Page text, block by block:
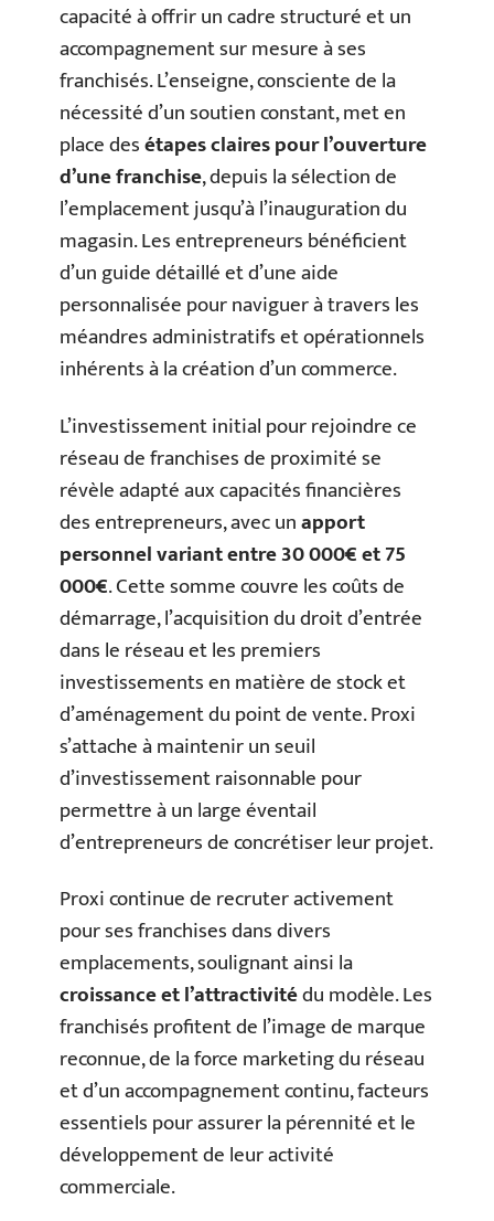
capacité à offrir un cadre structuré et un
accompagnement sur mesure à ses
franchisés. L’enseigne, consciente de la
nécessité d’un soutien constant, met en
place desétapes claires pour l’ouverture
d’une franchise, depuis la sélection de
l’emplacement jusqu’à l’inauguration du
magasin. Les entrepreneurs bénéficient
d’un guide détaillé et d’une aide
personnalisée pour naviguer à travers les
méandres administratifs et opérationnels
inhérents à la création d’un commerce.
L’investissement initial pour rejoindre ce
réseau de franchises de proximité se
révèle adapté aux capacités financières
des entrepreneurs, avec unapport
personnel variant entre 30 000€ et 75
000€. Cette somme couvre les coûts de
démarrage, l’acquisition du droit d’entrée
dans le réseau et les premiers
investissements en matière de stock et
d’aménagement du point de vente. Proxi
s’attache à maintenir un seuil
d’investissement raisonnable pour
permettre à un large éventail
d’entrepreneurs de concrétiser leur projet.
Proxi continue de recruter activement
pour ses franchises dans divers
emplacements, soulignant ainsi la
croissance et l’attractivitédu modèle. Les
franchisés profitent de l’image de marque
reconnue, de la force marketing du réseau
et d’un accompagnement continu, facteurs
essentiels pour assurer la pérennité et le
développement de leur activité
commerciale.